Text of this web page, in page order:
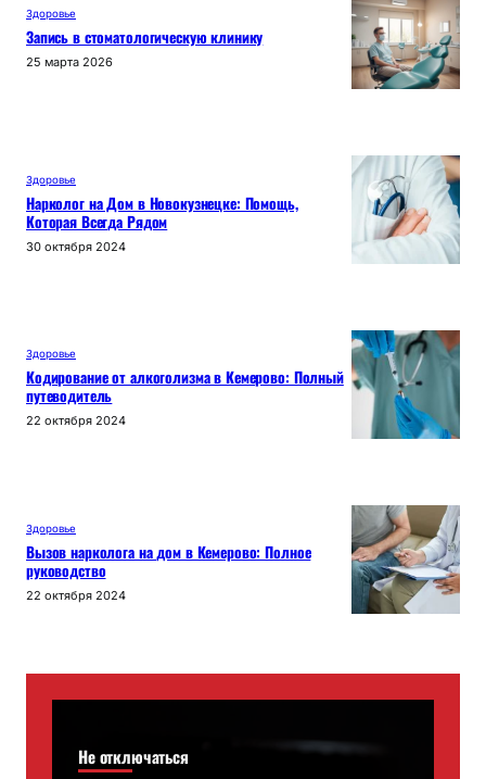
Здоровье
Запись в стоматологическую клинику
25 марта 2026
Здоровье
Нарколог на Дом в Новокузнецке: Помощь,
Которая Всегда Рядом
30 октября 2024
Здоровье
Кодирование от алкоголизма в Кемерово: Полный
путеводитель
22 октября 2024
Здоровье
Вызов нарколога на дом в Кемерово: Полное
руководство
22 октября 2024
Не отключаться